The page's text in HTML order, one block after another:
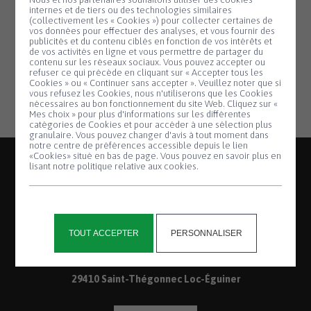
Panneau de gestion des cookies
internes et de tiers ou des technologies similaires
(collectivement les « Cookies ») pour collecter certaines de
vos données pour effectuer des analyses, et vous fournir des
publicités et du contenu ciblés en fonction de vos intérêts et
de vos activités en ligne et vous permettre de partager du
contenu sur les réseaux sociaux. Vous pouvez accepter ou
refuser ce qui précède en cliquant sur « Accepter tous les
Cookies » ou « Continuer sans accepter ». Veuillez noter que si
vous refusez les Cookies, nous n'utiliserons que les Cookies
nécessaires au bon fonctionnement du site Web. Cliquez sur «
Mes choix » pour plus d'informations sur les différentes
catégories de Cookies et pour accéder à une sélection plus
granulaire. Vous pouvez changer d'avis à tout moment dans
notre centre de préférences accessible depuis le lien
«Cookies» situé en bas de page. Vous pouvez en savoir plus en
lisant notre politique relative aux cookies.
TOUT ACCEPTER PERSONNALISER
Loc-Eguiner
02.98.79.46.75
2, place de la Mairie
Saint-Thégonnec
29410 Saint-Thégonnec Loc-Éguiner